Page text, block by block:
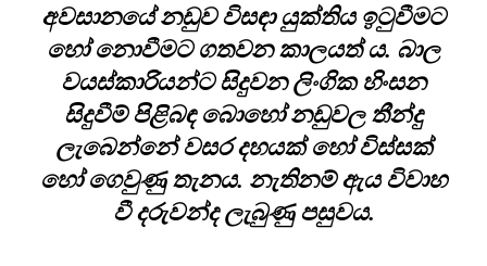
අවසානයේ නඩුව විසඳා යුක්තිය ඉටුවීමට
හෝ නොවීමට ගතවන කාලයත් ය. බාල
වයස්කාරියන්ට සිදුවන ලිංගික හිංසන
සිදුවීම් පිළිබඳ බොහෝ නඩුවල තීන්දු
ලැබෙන්නේ වසර දහයක් හෝ විස්සක්
හෝ ගෙවුණු තැනය. නැතිනම් ඇය විවාහ
වී දරුවන්ද ලැබුණු පසුවය.